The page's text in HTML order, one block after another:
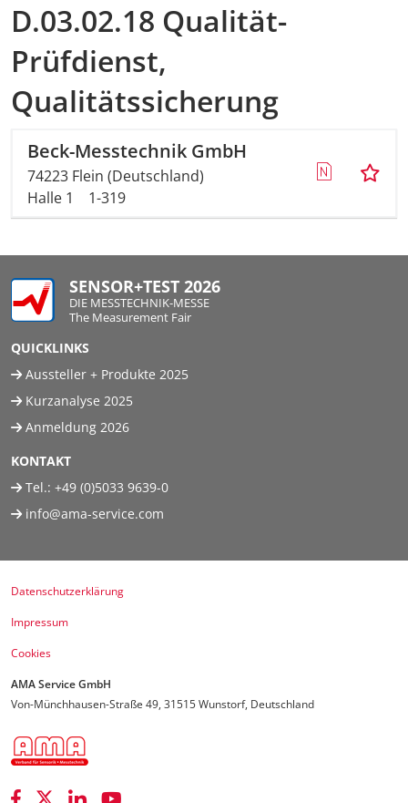
D.03.02.18 Qualität-
Prüfdienst,
Qualitätssicherung
Beck-Messtechnik GmbH
74223 Flein (Deutschland)
Halle 1
1-319
SENSOR+TEST 2026
DIE MESSTECHNIK-MESSE
The Measurement Fair
QUICKLINKS
Aussteller + Produkte 2025
Kurzanalyse 2025
Anmeldung 2026
KONTAKT
Tel.: +49 (0)5033 9639-0
info@ama-service.com
Datenschutzerklärung
Impressum
Cookies
AMA Service GmbH
Von-Münchhausen-Straße 49, 31515 Wunstorf, Deutschland